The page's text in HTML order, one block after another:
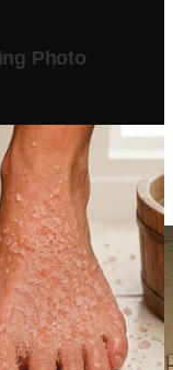
2024, Lengkap